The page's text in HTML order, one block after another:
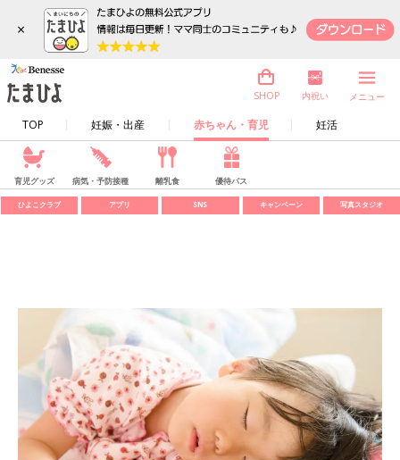
×
TOP 妊娠・出産 赤ちゃん・育児 妊活
SHOP 内祝い メニュー
育児グッズ 病気・予防接種 離乳食 優待パス
ひよこクラブ アプリ SNS キャンペーン 写真スタジオ